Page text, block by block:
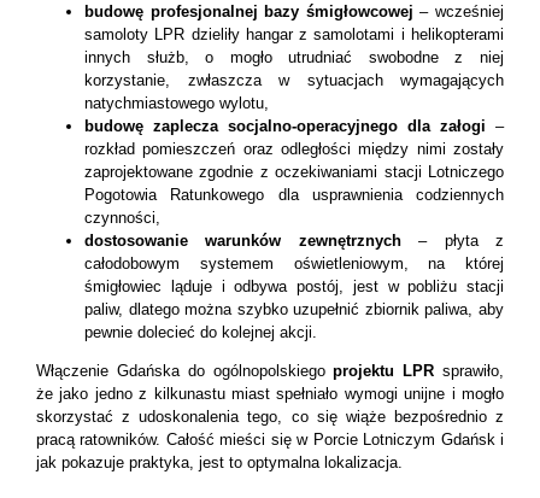
budowę profesjonalnej bazy śmigłowcowej – wcześniej
samoloty LPR dzieliły hangar z samolotami i helikopterami
innych służb, o mogło utrudniać swobodne z niej
korzystanie, zwłaszcza w sytuacjach wymagających
natychmiastowego wylotu,
budowę zaplecza socjalno-operacyjnego dla załogi –
rozkład pomieszczeń oraz odległości między nimi zostały
zaprojektowane zgodnie z oczekiwaniami stacji Lotniczego
Pogotowia Ratunkowego dla usprawnienia codziennych
czynności,
dostosowanie warunków zewnętrznych– płyta z
całodobowym systemem oświetleniowym, na której
śmigłowiec ląduje i odbywa postój, jest w pobliżu stacji
paliw, dlatego można szybko uzupełnić zbiornik paliwa, aby
pewnie dolecieć do kolejnej akcji.
Włączenie Gdańska do ogólnopolskiegoprojektu LPR sprawiło,
że jako jedno z kilkunastu miast spełniało wymogi unijne i mogło
skorzystać z udoskonalenia tego, co się wiąże bezpośrednio z
pracą ratowników. Całość mieści się w Porcie Lotniczym Gdańsk i
jak pokazuje praktyka, jest to optymalna lokalizacja.